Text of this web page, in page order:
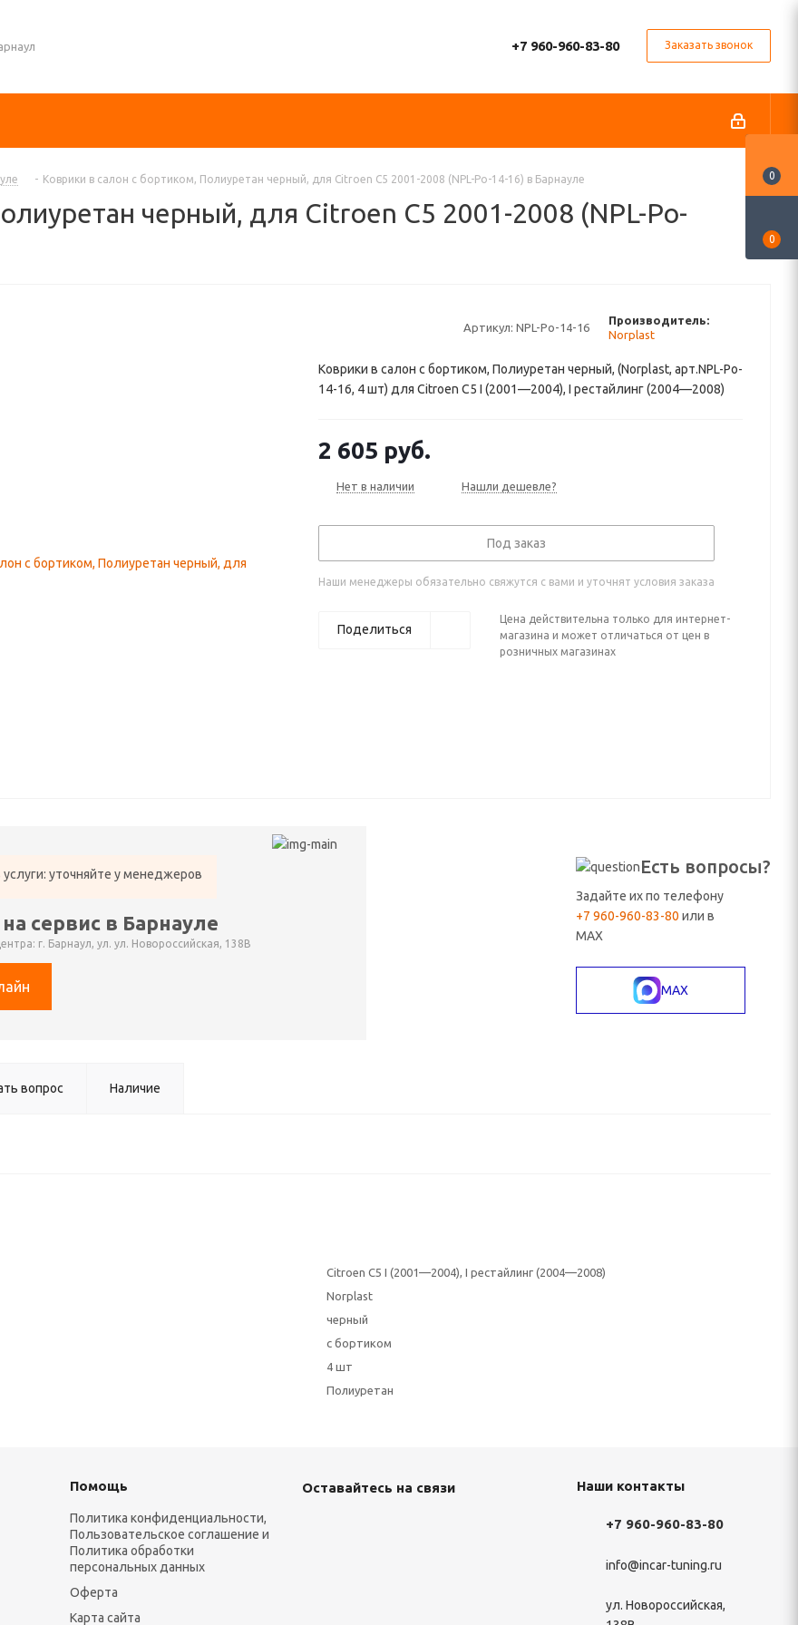
+7 960-960-83-80 Заказать звонок
- Коврики в салон с бортиком, Полиуретан черный, для Citroen C5 2001-2008 (NPL-Po-14-16) в Барнауле
черный, для Citroen C5 2001-2008 (NPL-Po-
Артикул: NPL-Po-14-16
Производитель:
Norplast
Коврики в салон с бортиком, Полиуретан черный, (Norplast, арт.NPL-Po-
14-16, 4 шт) для Citroen C5 I (2001—2004), I рестайлинг (2004—2008)
2 605 руб.
Нет в наличии Нашли дешевле?
Под заказ
Наши менеджеры обязательно свяжутся с вами и уточнят условия заказа
Поделиться
Цена действительна только для интернет-
магазина и может отличаться от цен в
розничных магазинах
уточняйте у менеджеров
сервис в Барнауле
г. Барнаул, ул. ул. Новороссийская, 138В
Есть вопросы?
Задайте их по телефону
+7 960-960-83-80 или в
MAX
MAX
вопрос Наличие
Citroen C5 I (2001—2004), I рестайлинг (2004—2008)
Norplast
черный
с бортиком
4 шт
Полиуретан
Помощь
Политика конфиденциальности,
Пользовательское соглашение и
Политика обработки
персональных данных
Оферта
Карта сайта
Оставайтесь на связи Наши контакты
+7 960-960-83-80
info@incar-tuning.ru
ул. Новороссийская,
0
0